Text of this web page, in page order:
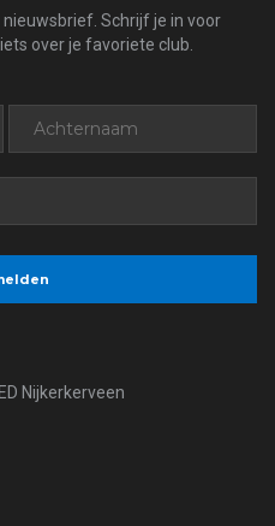
Schrijf je in voor
over je favoriete club.
Nijkerkerveen